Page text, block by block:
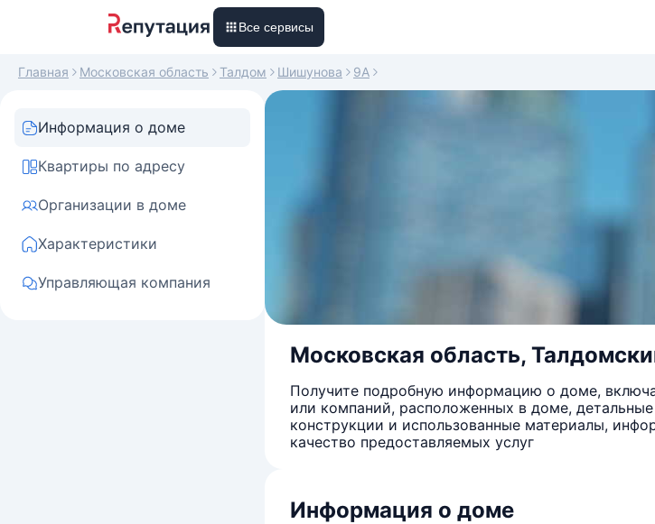
Все сервисы
Главная Московская область Талдом Шишунова 9А
Информация о доме
Квартиры по адресу
Организации в доме
Характеристики
Управляющая компания
Московская область,
Получите подробную информацию о доме,
или компаний, расположенных в доме,
конструкции и использованные материалы,
качество предоставляемых услуг
Информация о доме